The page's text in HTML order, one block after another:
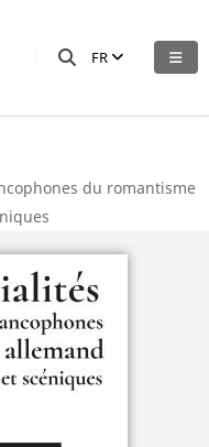
FR
du romantisme